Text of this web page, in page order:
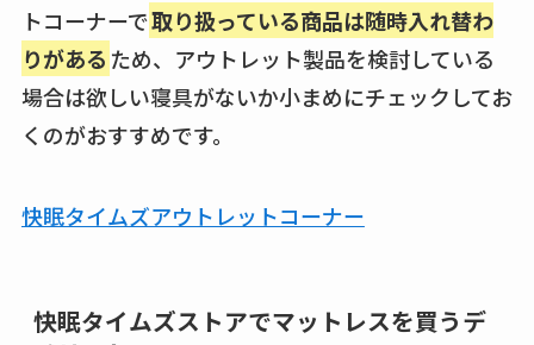
トコーナーで取り扱っている商品は随時入れ替わ
りがある ため、アウトレット製品を検討している
場合は欲しい寝具がないか小まめにチェックしてお
くのがおすすめです。
快眠タイムズアウトレットコーナー
快眠タイムズストアでマットレスを買うデ